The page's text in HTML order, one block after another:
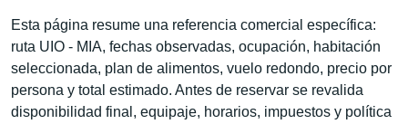
Esta página resume una referencia comercial específica:
ruta UIO - MIA, fechas observadas, ocupación, habitación
seleccionada, plan de alimentos, vuelo redondo, precio por
persona y total estimado. Antes de reservar se revalida
disponibilidad final, equipaje, horarios, impuestos y política